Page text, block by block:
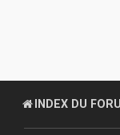
INDEX DU